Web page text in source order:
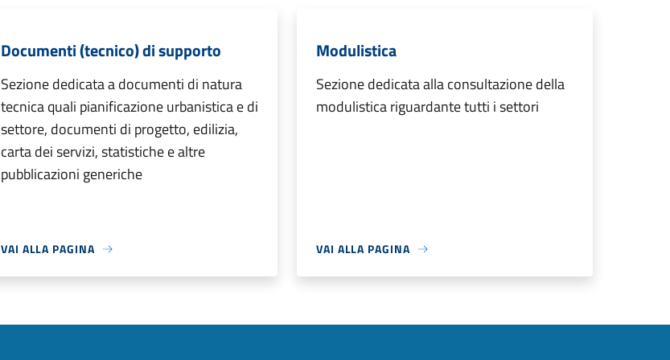
Documenti (tecnico) di supporto
Sezione dedicata a documenti di natura
tecnica quali pianificazione urbanistica e di
settore, documenti di progetto, edilizia,
carta dei servizi, statistiche e altre
pubblicazioni generiche
VAI ALLA PAGINA
Modulistica
Sezione dedicata alla consultazione della
modulistica riguardante tutti i settori
VAI ALLA PAGINA